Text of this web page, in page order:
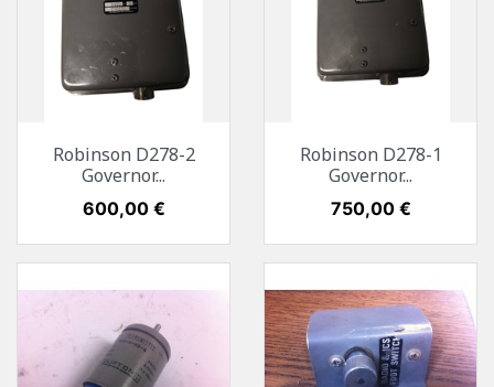
Robinson D278-2
Governor...
Preis
600,00 €
Robinson D278-1
Governor...
Preis
750,00 €